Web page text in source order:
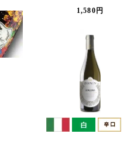
1,580円